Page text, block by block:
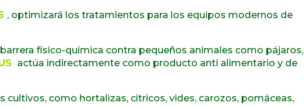
, optimizará los tratamientos para los equipos modernos de
físico-química contra pequeños animales como pájaros,
actúa indirectamente como producto anti alimentario y de
cultivos, como hortalizas, cítricos, vides, carozos, pomáceas,